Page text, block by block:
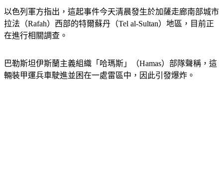
以色列軍方指出，這起事件今天清晨發生於加薩走廊南部城市
拉法（Rafah）西部的特爾蘇丹（Tel al-Sultan）地區，目前正
在進行相關調查。
巴勒斯坦伊斯蘭主義組織「哈瑪斯」（Hamas）部隊聲稱，這
輛裝甲運兵車駛進並困在一處雷區中，因此引發爆炸。